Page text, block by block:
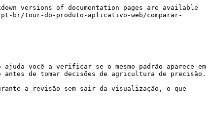
versions of documentation pages are available
br/tour-do-produto-aplicativo-web/comparar-
você a verificar se o mesmo padrão aparece em
antes de tomar decisões de agricultura de precisão.
a revisão sem sair da visualização, o que